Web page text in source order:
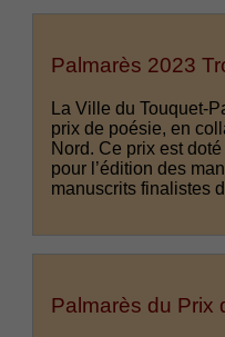
Palmarès 2023
La Ville du Touquet-
prix de poésie, en
Nord. Ce prix est
pour l’édition des
manuscrits finalistes
Palmarès du Prix